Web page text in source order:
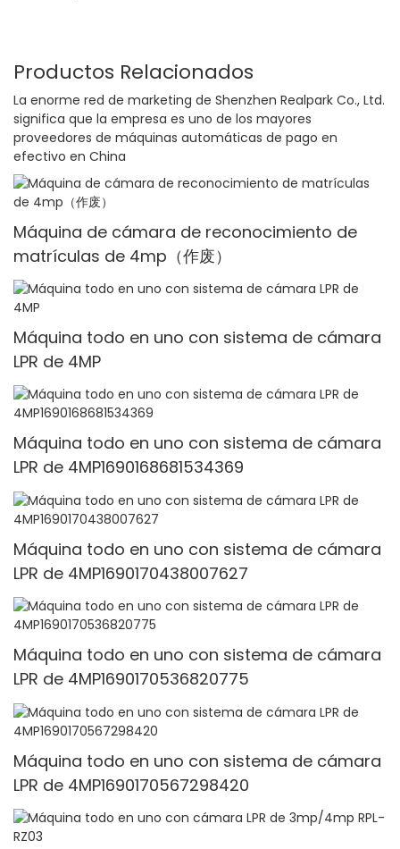
Productos Relacionados
La enorme red de marketing de Shenzhen Realpark Co., Ltd.
significa que la empresa es uno de los mayores
proveedores de máquinas automáticas de pago en
efectivo en China
Máquina de cámara de reconocimiento de
matrículas de 4mp（作废）
Máquina todo en uno con sistema de cámara
LPR de 4MP
Máquina todo en uno con sistema de cámara
LPR de 4MP1690168681534369
Máquina todo en uno con sistema de cámara
LPR de 4MP1690170438007627
Máquina todo en uno con sistema de cámara
LPR de 4MP1690170536820775
Máquina todo en uno con sistema de cámara
LPR de 4MP1690170567298420